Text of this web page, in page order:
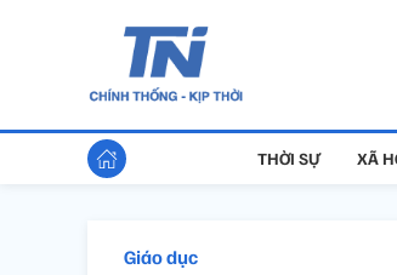
THỜI SỰ XÃ
Giáo dục